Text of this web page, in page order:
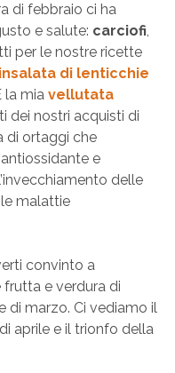
di febbraio ci ha
e salute: carciofi,
per le nostre ricette
insalata di lenticchie
la mia vellutata
dei nostri acquisti di
di ortaggi che
e
delle
malattie
convinto a
e verdura di
di marzo. Ci vediamo il
aprile e il trionfo della